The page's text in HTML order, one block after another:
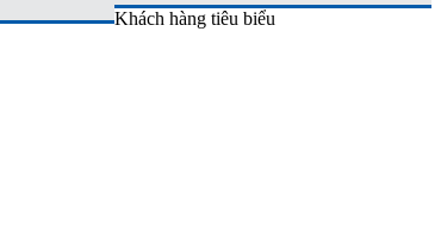
Khách hàng tiêu biểu